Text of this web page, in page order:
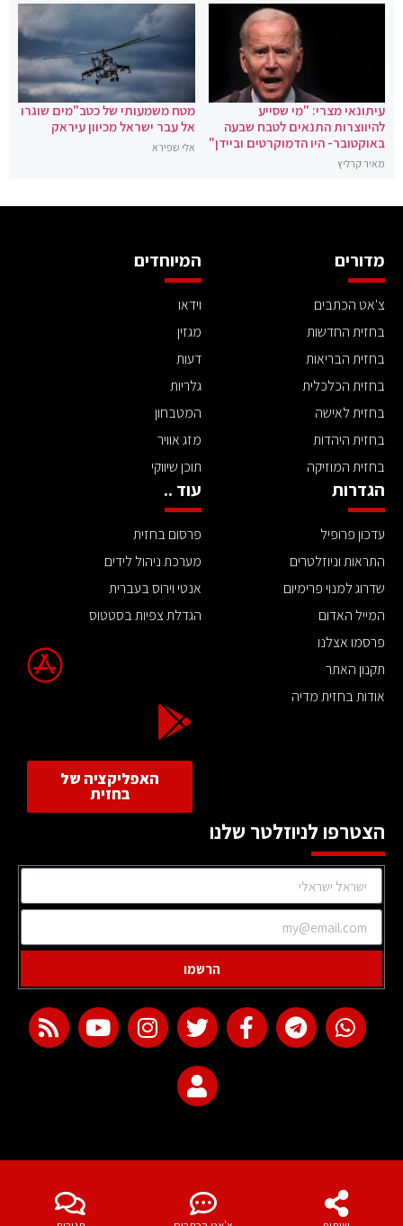
עיתונאי מצרי: "מי שסייע
להיווצרות התנאים לטבח שבעה
באוקטובר- היו הדמוקרטים וביידן"
מאיר קרליץ
מטח משמעותי של כטב"מים שוגרו
אל עבר ישראל מכיוון עיראק
אלי שפירא
מדורים
צ'אט הכתבים
בחזית החדשות
בחזית הבריאות
בחזית הכלכלית
בחזית לאישה
בחזית היהדות
בחזית המוזיקה
המיוחדים
וידאו
מגזין
דעות
גלריות
המטבחון
מזג אוויר
תוכן שיווקי
הגדרות
עדכון פרופיל
התראות וניוזלטרים
שדרוג למנוי פרימיום
המייל האדום
פרסמו אצלנו
תקנון האתר
אודות בחזית מדיה
עוד ..
פרסום בחזית
מערכת ניהול לידים
אנטי וירוס בעברית
הגדלת צפיות בסטטוס
האפליקציה של
בחזית
הצטרפו לניוזלטר שלנו
הרשמו
web development